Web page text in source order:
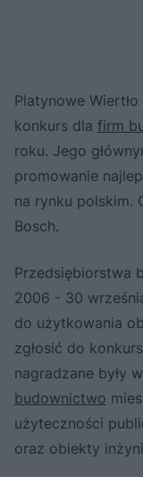
Platynowe
konkurs dla firm
roku. Jego
promowanie
na rynku polskim.
Bosch.
Przedsiębiorstwa
2006 - 30
do użytkowania
zgłosić do
nagradzane były
budownictwo
użyteczności
oraz obiekty